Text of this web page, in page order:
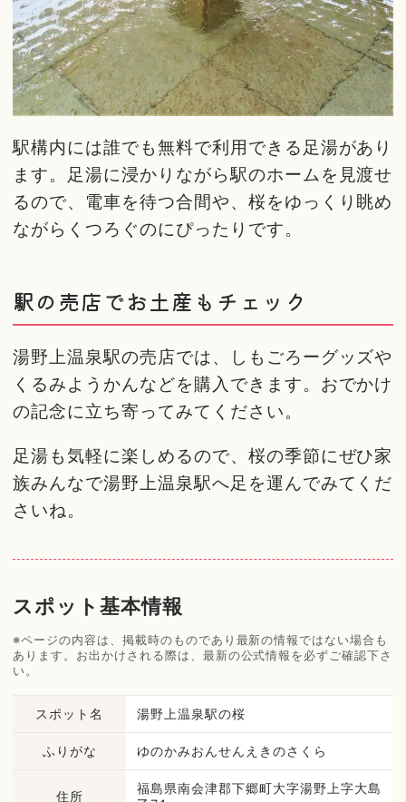
駅構内には誰でも無料で利用できる足湯があり
ます。足湯に浸かりながら駅のホームを見渡せ
るので、電車を待つ合間や、桜をゆっくり眺め
ながらくつろぐのにぴったりです。
駅の売店でお土産もチェック
湯野上温泉駅の売店では、しもごろーグッズや
くるみようかんなどを購入できます。おでかけ
の記念に立ち寄ってみてください。
足湯も気軽に楽しめるので、桜の季節にぜひ家
族みんなで湯野上温泉駅へ足を運んでみてくだ
さいね。
スポット基本情報
※ページの内容は、掲載時のものであり最新の情報ではない場合も
あります。お出かけされる際は、最新の公式情報を必ずご確認下さ
い。
スポット名 湯野上温泉駅の桜
ふりがな ゆのかみおんせんえきのさくら
住所
福島県南会津郡下郷町大字湯野上字大島